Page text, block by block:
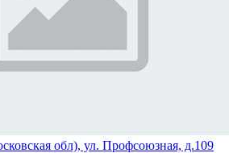
обл), ул. Профсоюзная, д.109